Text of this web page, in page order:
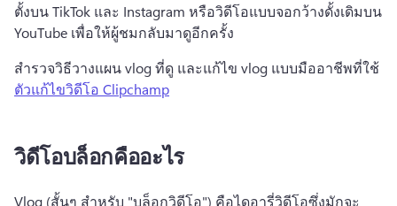
ตั้งบน TikTok และ Instagram หรือวิดีโอแบบจอกว้างดั้งเดิมบน
YouTube เพื่อให้ผู้ชมกลับมาดูอีกครั้ง
สํารวจวิธีวางแผน vlog ที่ดู และแก้ไข vlog แบบมืออาชีพที่ใช้
ตัวแก้ไขวิดีโอ Clipchamp
วิดีโอบล็อกคืออะไร
Vlog (สั้นๆ สําหรับ "บล็อกวิดีโอ") คือไดอารี่วิดีโอซึ่งมักจะ